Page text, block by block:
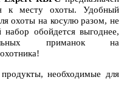
к месту охоты. Удобный
охоты на косулю разом, не
набор обойдется выгоднее,
приманок на
необходимые для